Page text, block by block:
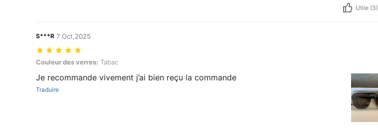
Utile (3)
S***R 7 Oct,2025
Couleur des verres: Tabac
Couleur des verres: Tabac
Je recommande vivement j’ai bien reçu la commande
Traduire